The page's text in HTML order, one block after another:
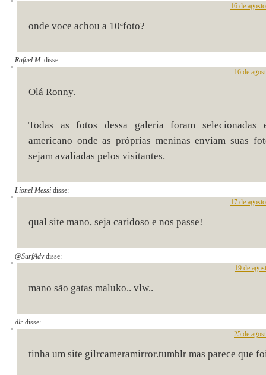
16 de
onde voce achou a 10ªfoto?
Rafael M. disse:
16 de
Olá Ronny.
Todas as fotos dessa galeria foram selecionadas
americano onde as próprias meninas enviam suas
sejam avaliadas pelos visitantes.
Lionel Messi disse:
17 de
qual site mano, seja caridoso e nos passe!
@SurfAdv disse:
19 de
mano são gatas maluko.. vlw..
dlr disse:
25 de
tinha um site gilrcameramirror.tumblr mas parece que